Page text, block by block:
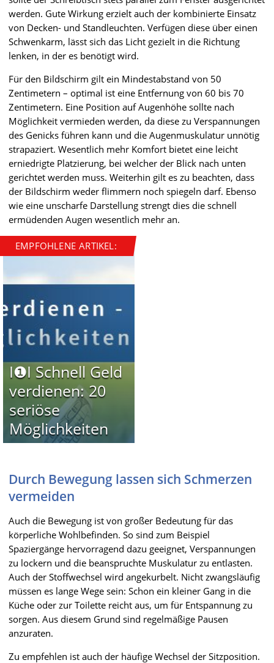
werden. Gute Wirkung erzielt auch der kombinierte Einsatz
von Decken- und Standleuchten. Verfügen diese über einen
Schwenkarm, lässt sich das Licht gezielt in die Richtung
lenken, in der es benötigt wird.
Für den Bildschirm gilt ein Mindestabstand von 50
Zentimetern – optimal ist eine Entfernung von 60 bis 70
Zentimetern. Eine Position auf Augenhöhe sollte nach
Möglichkeit vermieden werden, da diese zu Verspannungen
des Genicks führen kann und die Augenmuskulatur unnötig
strapaziert. Wesentlich mehr Komfort bietet eine leicht
erniedrigte Platzierung, bei welcher der Blick nach unten
gerichtet werden muss. Weiterhin gilt es zu beachten, dass
der Bildschirm weder flimmern noch spiegeln darf. Ebenso
wie eine unscharfe Darstellung strengt dies die schnell
ermüdenden Augen wesentlich mehr an.
EMPFOHLENE ARTIKEL:
I❶I Schnell Geld
verdienen: 20
seriöse
Möglichkeiten
Durch Bewegung lassen sich Schmerzen
vermeiden
Auch die Bewegung ist von großer Bedeutung für das
körperliche Wohlbefinden. So sind zum Beispiel
Spaziergänge hervorragend dazu geeignet, Verspannungen
zu lockern und die beanspruchte Muskulatur zu entlasten.
Auch der Stoffwechsel wird angekurbelt. Nicht zwangsläufig
müssen es lange Wege sein: Schon ein kleiner Gang in die
Küche oder zur Toilette reicht aus, um für Entspannung zu
sorgen. Aus diesem Grund sind regelmäßige Pausen
anzuraten.
Zu empfehlen ist auch der häufige Wechsel der Sitzposition.